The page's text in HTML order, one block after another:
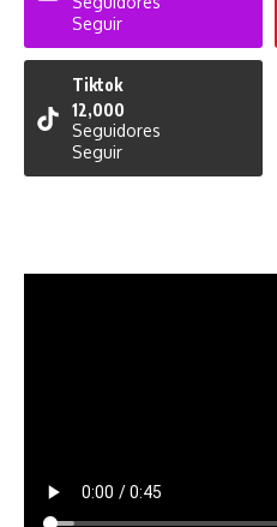
Seguir
Tiktok
12,000
Seguidores
Seguir